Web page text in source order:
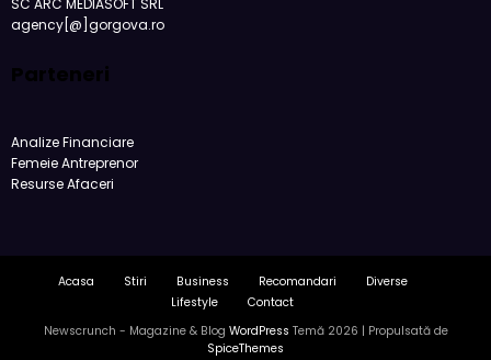
agency[@]gorgova.ro
Parteneri
Analize Financiare
Femeie Antreprenor
Resurse Afaceri
Acasa Stiri Business Recomandari
Diverse
Lifestyle
Contact
Newscrunch - Magazine & Blog WordPress Temă 2026 | Propulsată de
SpiceThemes